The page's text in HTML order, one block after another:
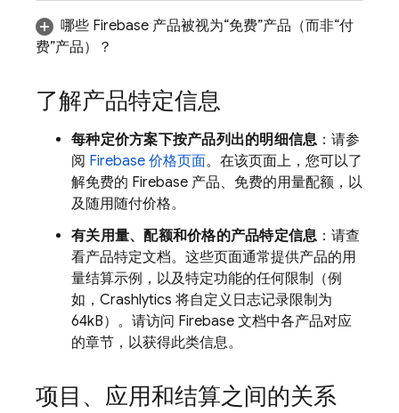
哪些 Firebase 产品被视为“免费”产品（而非“付
费”产品）？
了解产品特定信息
每种定价方案下按产品列出的明细信息：请参
阅 Firebase 价格页面。在该页面上，您可以了
解免费的 Firebase 产品、免费的用量配额，以
及随用随付价格。
有关用量、配额和价格的产品特定信息：请查
看产品特定文档。这些页面通常提供产品的用
量结算示例，以及特定功能的任何限制（例
如， Crashlytics 将自定义日志记录限制为
64kB）。请访问 Firebase 文档中各产品对应
的章节，以获得此类信息。
项目、应用和结算之间的关系